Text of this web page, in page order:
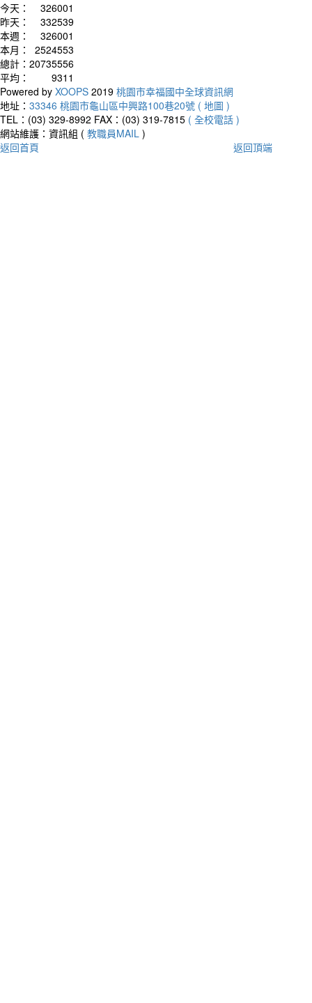
今天：
326001
昨天：
332539
本週：
326001
本月：
2524553
總計： 20735556
平均：
9311
Powered by XOOPS 2019 桃園市幸福國中全球資訊網
地址： 33346 桃園市龜山區中興路100巷20號 ( 地圖 )
TEL：(03) 329-8992 FAX：(03) 319-7815 ( 全校電話 )
網站維護：資訊組 ( 教職員MAIL )
返回首頁
返回頂端